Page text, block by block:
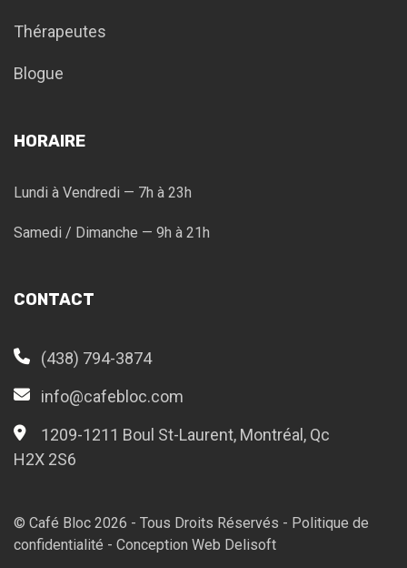
Thérapeutes
Blogue
HORAIRE
Lundi à Vendredi — 7h à 23h
Samedi / Dimanche — 9h à 21h
CONTACT
(438) 794-3874
info@cafebloc.com
1209-1211 Boul St-Laurent, Montréal, Qc
H2X 2S6
© Café Bloc 2026 - Tous Droits Réservés - Politique de
confidentialité - Conception Web Delisoft